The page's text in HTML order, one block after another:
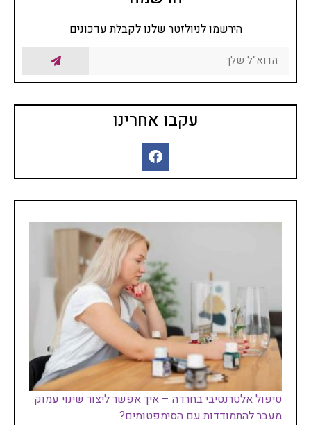
בצורה טבעית, מיובשים,
תמציות, טבליות, כמוסות,
פרחי באך
שמהם מושתתת הנחת היסוד
בפרחי באך או יותר נכון, לרוב
באך ולפעמים ניתן גם לומר
בפרחי באך תמציות נועד
לטפל בעיקר בבעיות קשב
וריכוז, היפר אקטיביות, מתחים
וחרדות, בעיות פוסט
טראומטיות ועוד בעיות רגשיות
אחרות בעיקר.
הירשמו לניולזטר שלנו לקבלת עדכונים
עקבו אחרינו
טיפול אלטרנטיבי בחרדה – איך אפשר ליצור שינוי עמוק
מעבר להתמודדות עם הסימפטומים?